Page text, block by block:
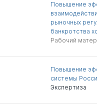
Повышение
рыночных
банкротства
Рабочий
Повышение
системы
Экспертиза